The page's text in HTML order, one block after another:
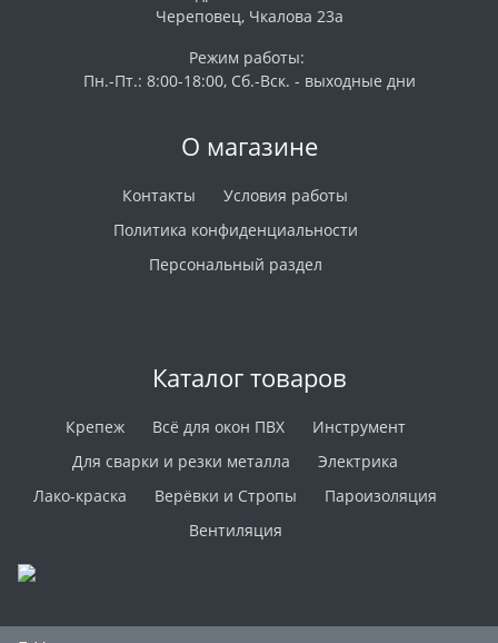
О магазине
Контакты
Условия работы
Политика конфиденциальности
Персональный раздел
Каталог товаров
Крепеж Всё для окон ПВХ
Инструмент
Для сварки и резки металла
Электрика
Лако-краска
Верёвки и Стропы
Пароизоляция
Вентиляция
Череповец, Чкалова 23а
Режим работы:
Пн.-Пт.: 8:00-18:00, Сб.-Вск. - выходные дни